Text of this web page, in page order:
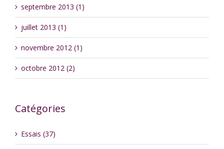
septembre 2013 (1)
juillet 2013 (1)
novembre 2012 (1)
octobre 2012 (2)
Catégories
Essais (37)